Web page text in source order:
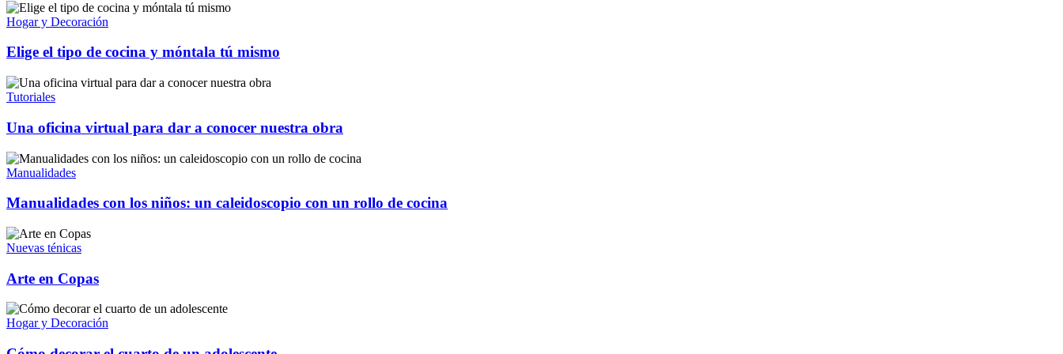
Hogar y Decoración
Elige el tipo de cocina y móntala tú mismo
Tutoriales
Una oficina virtual para dar a conocer nuestra obra
Manualidades
Manualidades con los niños: un caleidoscopio con un rollo de cocina
Nuevas ténicas
Arte en Copas
Hogar y Decoración